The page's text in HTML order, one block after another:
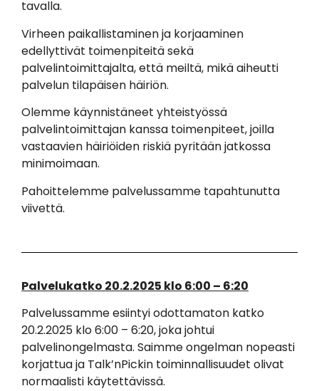
tavalla.
Virheen paikallistaminen ja korjaaminen
edellyttivät toimenpiteitä sekä
palvelintoimittajalta, että meiltä, mikä aiheutti
palvelun tilapäisen häiriön.
Olemme käynnistäneet yhteistyössä
palvelintoimittajan kanssa toimenpiteet, joilla
vastaavien häiriöiden riskiä pyritään jatkossa
minimoimaan.
Pahoittelemme palvelussamme tapahtunutta
viivettä.
Palvelukatko 20.2.2025 klo 6:00 – 6:20
Palvelussamme esiintyi odottamaton katko
20.2.2025 klo 6:00 – 6:20, joka johtui
palvelinongelmasta. Saimme ongelman nopeasti
korjattua ja Talk’nPickin toiminnallisuudet olivat
normaalisti käytettävissä.